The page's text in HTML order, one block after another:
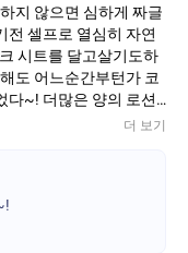
지 않으면 심하게 짜글
시트를 달고살기도하
이 계속 생겼는데 추천
를 펌핑해서 2번정도
화장대앞에 앉아서
히 기초 화장을 한다
더 보기